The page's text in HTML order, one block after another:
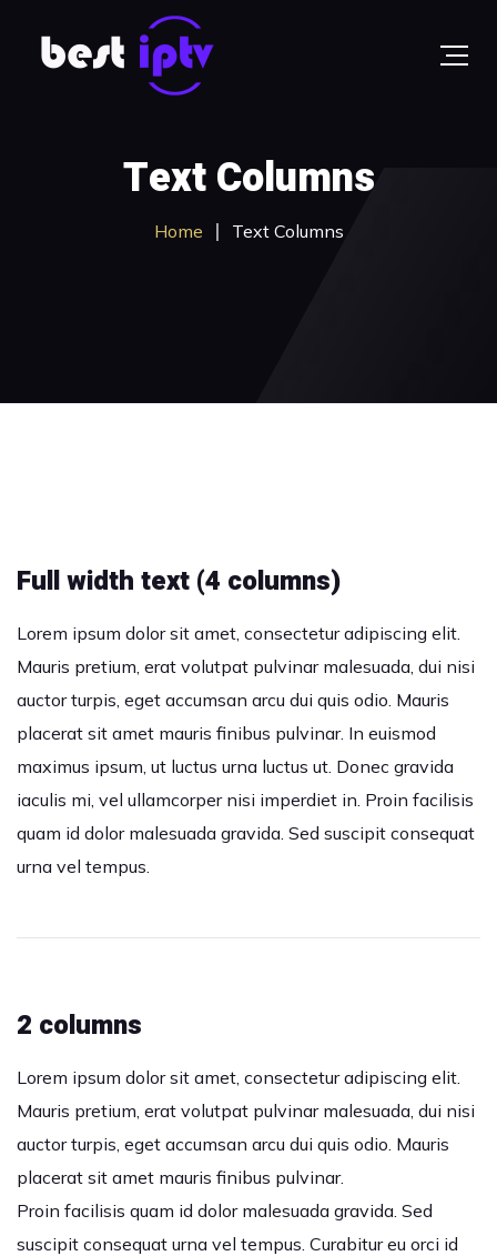
Text Columns
Home Text Columns
Full width text (4 columns)
Lorem ipsum dolor sit amet, consectetur adipiscing elit.
Mauris pretium, erat volutpat pulvinar malesuada, dui nisi
auctor turpis, eget accumsan arcu dui quis odio. Mauris
placerat sit amet mauris finibus pulvinar. In euismod
maximus ipsum, ut luctus urna luctus ut. Donec gravida
iaculis mi, vel ullamcorper nisi imperdiet in. Proin facilisis
quam id dolor malesuada gravida. Sed suscipit consequat
urna vel tempus.
2 columns
Lorem ipsum dolor sit amet, consectetur adipiscing elit.
Mauris pretium, erat volutpat pulvinar malesuada, dui nisi
auctor turpis, eget accumsan arcu dui quis odio. Mauris
placerat sit amet mauris finibus pulvinar.
Proin facilisis quam id dolor malesuada gravida. Sed
suscipit consequat urna vel tempus. Curabitur eu orci id